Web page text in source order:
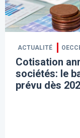
ACTUALITÉ
Cotisation
sociétés: le
prévu dès